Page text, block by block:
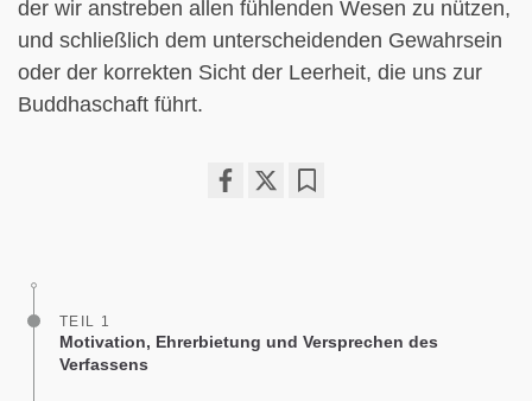
der wir anstreben allen fühlenden Wesen zu nützen,
und schließlich dem unterscheidenden Gewahrsein
oder der korrekten Sicht der Leerheit, die uns zur
Buddhaschaft führt.
TEIL 1
Motivation, Ehrerbietung und Versprechen des
Verfassens